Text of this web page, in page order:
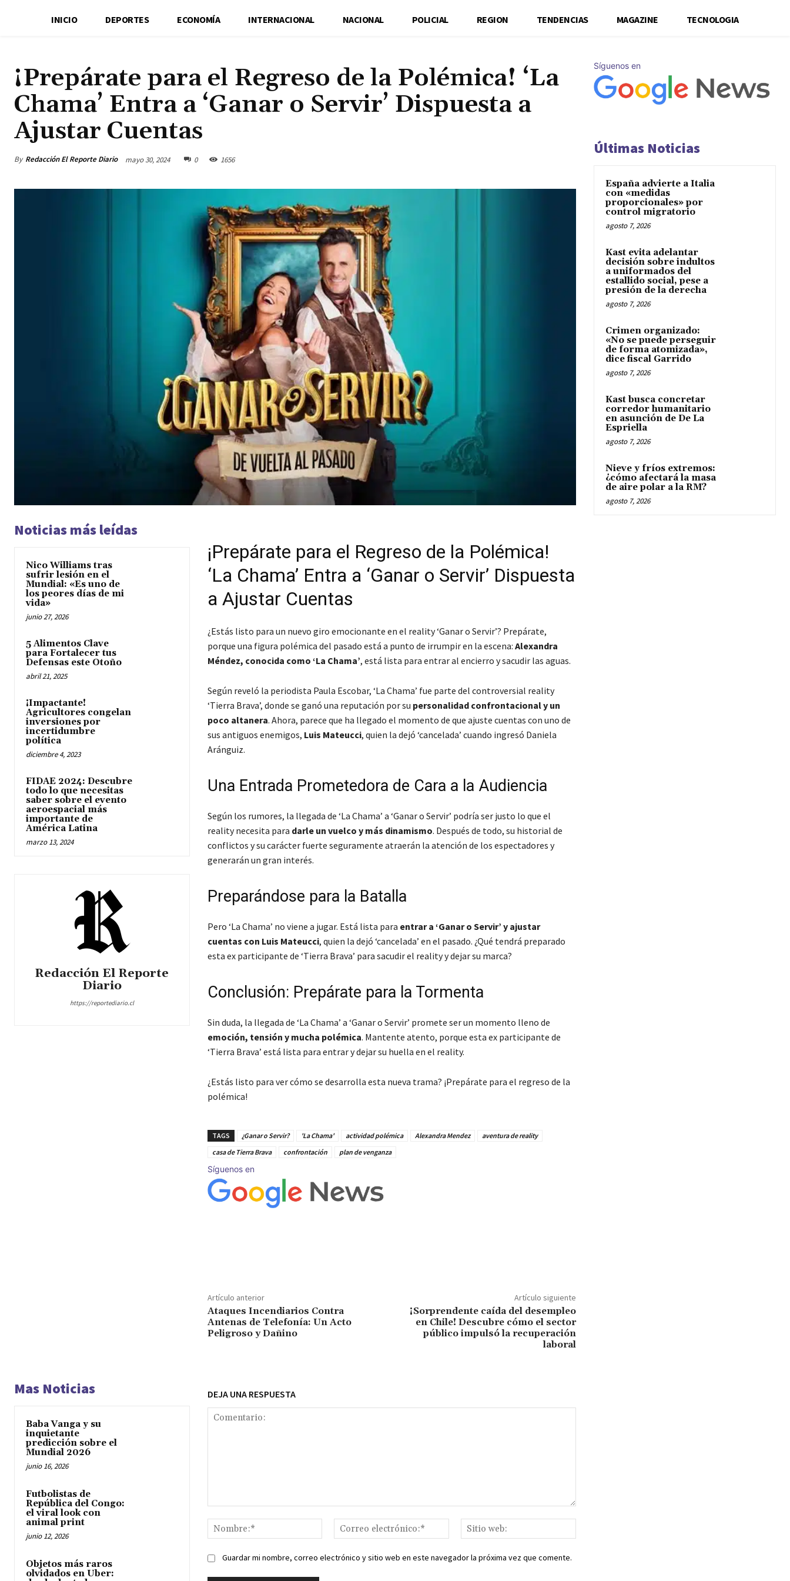
INICIO DEPORTES ECONOMÍA INTERNACIONAL NACIONAL POLICIAL REGION TENDENCIAS MAGAZINE TECNOLOGIA
¡Prepárate para el Regreso de la Polémica! ‘La
Chama’ Entra a ‘Ganar o Servir’ Dispuesta a
Ajustar Cuentas
By Redacción El Reporte Diario mayo 30, 2024 0 1656
Noticias más leídas
Nico Williams tras
sufrir lesión en el
Mundial: «Es uno de
los peores días de mi
vida»
junio 27, 2026
5 Alimentos Clave
para Fortalecer tus
Defensas este Otoño
abril 21, 2025
¡Impactante!
Agricultores congelan
inversiones por
incertidumbre
política
diciembre 4, 2023
FIDAE 2024: Descubre
todo lo que necesitas
saber sobre el evento
aeroespacial más
importante de
América Latina
marzo 13, 2024
Redacción El Reporte
Diario
https://reportediario.cl
¡Prepárate para el Regreso de la Polémica!
‘La Chama’ Entra a ‘Ganar o Servir’ Dispuesta
a Ajustar Cuentas
¿Estás listo para un nuevo giro emocionante en el reality ‘Ganar o Servir’? Prepárate,
porque una figura polémica del pasado está a punto de irrumpir en la escena: Alexandra
Méndez, conocida como ‘La Chama’, está lista para entrar al encierro y sacudir las aguas.
Según reveló la periodista Paula Escobar, ‘La Chama’ fue parte del controversial reality
‘Tierra Brava’, donde se ganó una reputación por su personalidad confrontacional y un
poco altanera. Ahora, parece que ha llegado el momento de que ajuste cuentas con uno de
sus antiguos enemigos, Luis Mateucci, quien la dejó ‘cancelada’ cuando ingresó Daniela
Aránguiz.
Una Entrada Prometedora de Cara a la Audiencia
Según los rumores, la llegada de ‘La Chama’ a ‘Ganar o Servir’ podría ser justo lo que el
reality necesita para darle un vuelco y más dinamismo. Después de todo, su historial de
conflictos y su carácter fuerte seguramente atraerán la atención de los espectadores y
generarán un gran interés.
Preparándose para la Batalla
Pero ‘La Chama’ no viene a jugar. Está lista para entrar a ‘Ganar o Servir’ y ajustar
cuentas con Luis Mateucci, quien la dejó ‘cancelada’ en el pasado. ¿Qué tendrá preparado
esta ex participante de ‘Tierra Brava’ para sacudir el reality y dejar su marca?
Conclusión: Prepárate para la Tormenta
Sin duda, la llegada de ‘La Chama’ a ‘Ganar o Servir’ promete ser un momento lleno de
emoción, tensión y mucha polémica. Mantente atento, porque esta ex participante de
‘Tierra Brava’ está lista para entrar y dejar su huella en el reality.
¿Estás listo para ver cómo se desarrolla esta nueva trama? ¡Prepárate para el regreso de la
polémica!
TAGS ¿Ganar o Servir? 'La Chama' actividad polémica Alexandra Mendez
aventura de reality
casa de Tierra Brava
confrontación plan de venganza
Síguenos en
Artículo anterior
Ataques Incendiarios Contra
Antenas de Telefonía: Un Acto
Peligroso y Dañino
Artículo siguiente
¡Sorprendente caída del desempleo
en Chile! Descubre cómo el sector
público impulsó la recuperación
laboral
Mas Noticias
Baba Vanga y su
inquietante
predicción sobre el
Mundial 2026
junio 16, 2026
Futbolistas de
República del Congo:
el viral look con
animal print
junio 12, 2026
Objetos más raros
olvidados en Uber:
DEJA UNA RESPUESTA
Nombre:*
Correo
electrónico:*
web:
Guardar mi nombre, correo electrónico y sitio web en este navegador la próxima vez que comente.
Síguenos en
Últimas Noticias
España advierte a Italia
con «medidas
proporcionales» por
control migratorio
agosto 7, 2026
Kast evita adelantar
decisión sobre indultos
a uniformados del
estallido social, pese a
presión de la derecha
agosto 7, 2026
Crimen organizado:
«No se puede perseguir
de forma atomizada»,
dice fiscal Garrido
agosto 7, 2026
Kast busca concretar
corredor humanitario
en asunción de De La
Espriella
agosto 7, 2026
Nieve y fríos extremos:
¿cómo afectará la masa
de aire polar a la RM?
agosto 7, 2026